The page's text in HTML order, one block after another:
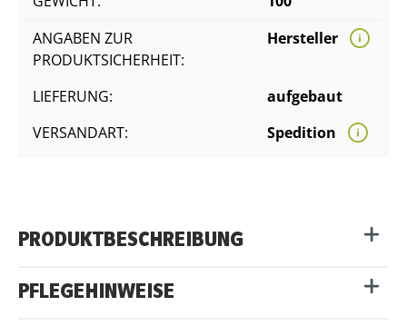
ANGABEN ZUR
PRODUKTSICHERHEIT:
Hersteller
LIEFERUNG:
aufgebaut
VERSANDART:
Spedition
PRODUKTBESCHREIBUNG
PFLEGEHINWEISE